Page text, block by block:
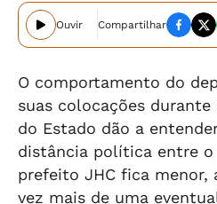
Ouvir Compartilhar
O comportamento do
suas colocações
do Estado dão a
distância política entre
prefeito JHC fica menor,
vez mais de uma